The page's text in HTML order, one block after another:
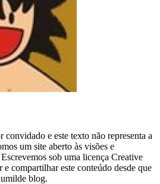
e este texto não representa a
um site aberto às visões e
sob uma licença Creative
compartilhar este conteúdo desde que
blog.